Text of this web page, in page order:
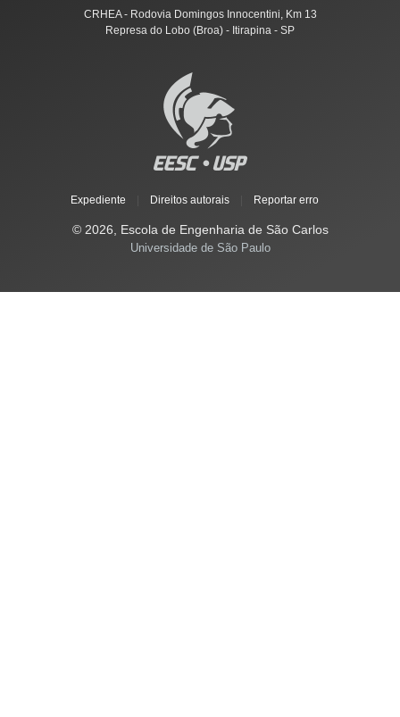
CRHEA - Rodovia Domingos Innocentini, Km 13
Represa do Lobo (Broa) - Itirapina - SP
Expediente Direitos autorais Reportar erro
© 2026, Escola de Engenharia de São Carlos
Universidade de São Paulo